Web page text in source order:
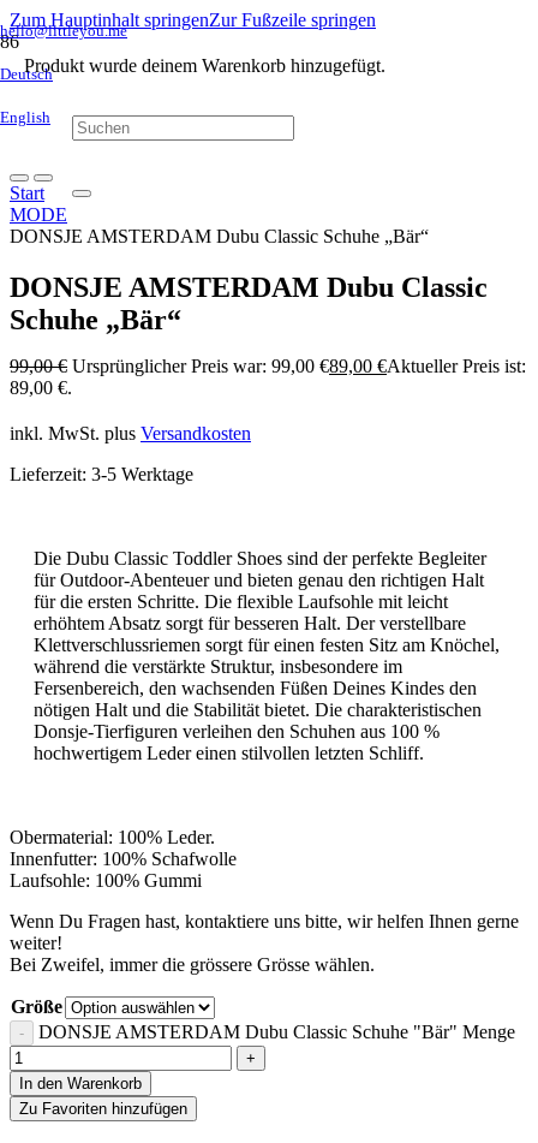
Zum Hauptinhalt springenZur Fußzeile springen
hello@littleyou.me
Deutsch
English
Produkt wurde deinem Warenkorb hinzugefügt.
Start
MODE
DONSJE AMSTERDAM Dubu Classic Schuhe „Bär“
DONSJE AMSTERDAM Dubu Classic
Schuhe „Bär“
99,00€ Ursprünglicher Preis war: 99,00 €89,00 €Aktueller Preis ist:
89,00 €.
inkl. MwSt. plus Versandkosten
Lieferzeit: 3-5 Werktage
Die Dubu Classic Toddler Shoes sind der perfekte Begleiter
für Outdoor-Abenteuer und bieten genau den richtigen Halt
für die ersten Schritte. Die flexible Laufsohle mit leicht
erhöhtem Absatz sorgt für besseren Halt. Der verstellbare
Klettverschlussriemen sorgt für einen festen Sitz am Knöchel,
während die verstärkte Struktur, insbesondere im
Fersenbereich, den wachsenden Füßen Deines Kindes den
nötigen Halt und die Stabilität bietet. Die charakteristischen
Donsje-Tierfiguren verleihen den Schuhen aus 100 %
hochwertigem Leder einen stilvollen letzten Schliff.
Obermaterial: 100% Leder.
Innenfutter: 100% Schafwolle
Laufsohle: 100% Gummi
Wenn Du Fragen hast, kontaktiere uns bitte, wir helfen Ihnen gerne
weiter!
Bei Zweifel, immer die grössere Grösse wählen.
Größe
DONSJE AMSTERDAM Dubu Classic Schuhe "Bär" Menge
In den Warenkorb
Zu Favoriten hinzufügen